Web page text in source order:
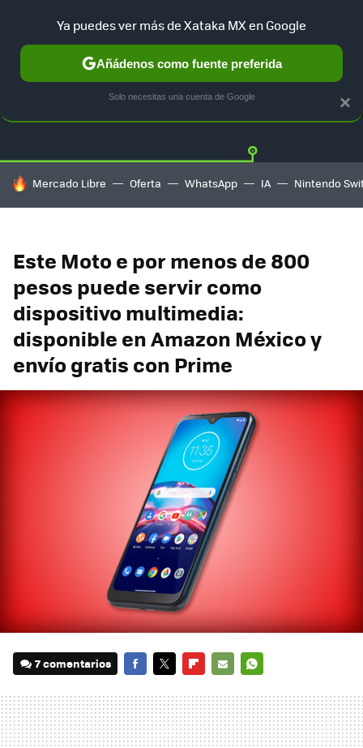
GUÍA DE COMPRAS MERCADO LIBRE
HOY SE HABLA DE
Mercado Libre Oferta WhatsApp IA Nintendo
Este Moto e por menos de 800
pesos puede servir como
dispositivo multimedia:
disponible en Amazon México y
envío gratis con Prime
7 comentarios
MAIL
×
Ya puedes ver más de Xataka MX en Google
Añádenos como fuente preferida
Solo necesitas una cuenta de Google